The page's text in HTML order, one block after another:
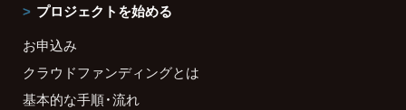
プロジェクトを始める
お申込み
クラウドファンディングとは
基本的な手順・流れ